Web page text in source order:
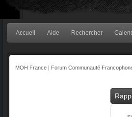
Accueil Aide Rechercher
MOH France | Forum Communauté